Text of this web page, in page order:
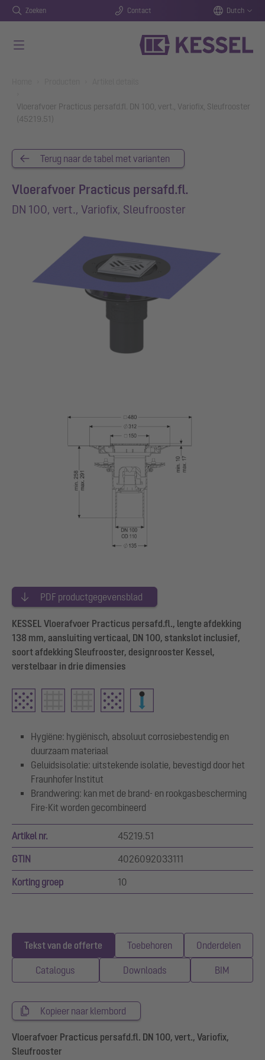
Zoeken Contact Dutch
Vloerafvoer Practicus persafd.fl. DN 100, vert., Variofix, Sleufrooster
(45219.51)
Terug naar de tabel met varianten
Vloerafvoer Practicus persafd.fl.
DN 100, vert., Variofix, Sleufrooster
PDF productgegevensblad
KESSEL Vloerafvoer Practicus persafd.fl., lengte afdekking
138 mm, aansluiting verticaal, DN 100, stankslot inclusief,
soort afdekking Sleufrooster, designrooster Kessel,
verstelbaar in drie dimensies
Hygiëne: hygiënisch, absoluut corrosiebestendig en
duurzaam materiaal
Geluidsisolatie: uitstekende isolatie, bevestigd door het
Fraunhofer Institut
Brandwering: kan met de brand- en rookgasbescherming
Fire-Kit worden gecombineerd
Artikel nr. 45219.51
GTIN 4026092033111
Korting groep 10
Tekst van de offerte Toebehoren Onderdelen
Catalogus Downloads BIM
Kopieer naar klembord
Vloerafvoer Practicus persafd.fl. DN 100, vert., Variofix,
Sleufrooster